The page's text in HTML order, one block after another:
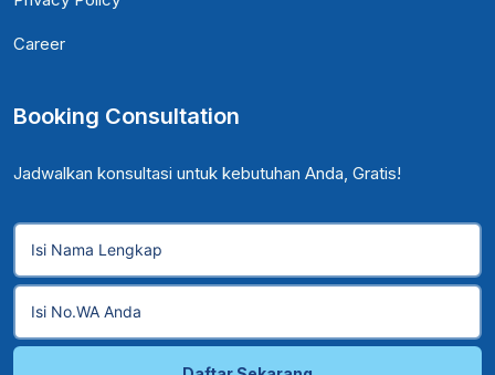
Career
Booking Consultation
Jadwalkan konsultasi untuk kebutuhan Anda, Gratis!